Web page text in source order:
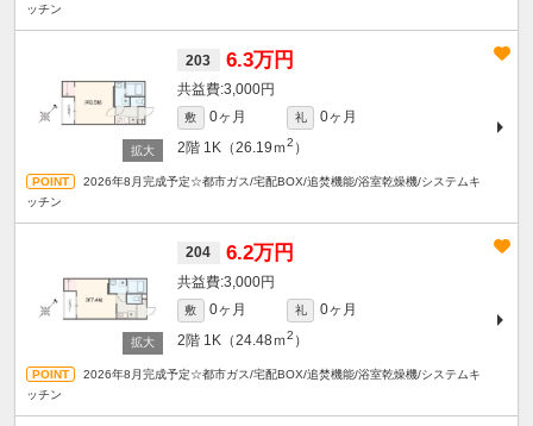
ッチン
203 6.3万円
3,000円
敷 0ヶ月 礼
0ヶ月
2階 1K（26.19ｍ2 ）
2026年8月完成予定☆都市ガス/宅配BOX/追焚機能/浴室乾燥機/システムキ
ッチン
204 6.2万円
3,000円
敷 0ヶ月 礼
0ヶ月
2階 1K（24.48ｍ2 ）
2026年8月完成予定☆都市ガス/宅配BOX/追焚機能/浴室乾燥機/システムキ
ッチン